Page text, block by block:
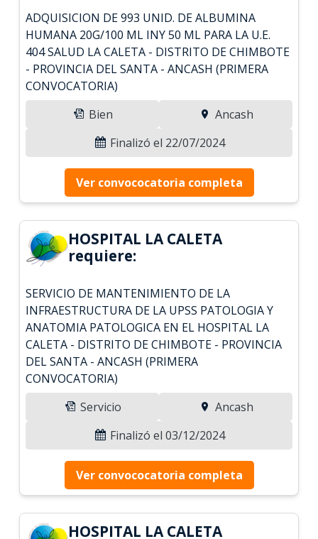
ADQUISICION DE 993 UNID. DE ALBUMINA
HUMANA 20G/100 ML INY 50 ML PARA LA U.E.
404 SALUD LA CALETA - DISTRITO DE CHIMBOTE
- PROVINCIA DEL SANTA - ANCASH (PRIMERA
CONVOCATORIA)
Bien
Ancash
Finalizó el 22/07/2024
Ver convococatoria completa
HOSPITAL LA CALETA
requiere:
SERVICIO DE MANTENIMIENTO DE LA
INFRAESTRUCTURA DE LA UPSS PATOLOGIA Y
ANATOMIA PATOLOGICA EN EL HOSPITAL LA
CALETA - DISTRITO DE CHIMBOTE - PROVINCIA
DEL SANTA - ANCASH (PRIMERA
CONVOCATORIA)
Servicio
Ancash
Finalizó el 03/12/2024
Ver convococatoria completa
HOSPITAL LA CALETA